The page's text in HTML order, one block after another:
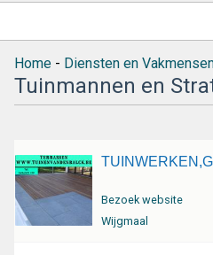
Home - Diensten en
Tuinmannen en
Bezoek website
Wijgmaal